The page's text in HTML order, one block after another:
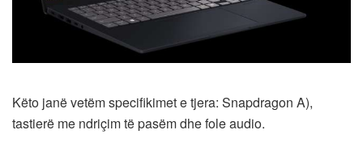
Këto janë vetëm specifikimet e tjera: Snapdragon A),
tastierë me ndriçim të pasëm dhe fole audio.